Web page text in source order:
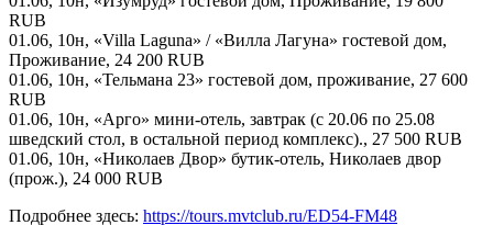
RUB
01.06, 10н, «Villa Laguna» / «Вилла Лагуна» гостевой дом,
Проживание, 24 200 RUB
01.06, 10н, «Тельмана 23» гостевой дом, проживание, 27 600
RUB
01.06, 10н, «Арго» мини-отель, завтрак (с 20.06 по 25.08
шведский стол, в остальной период комплекс)., 27 500 RUB
01.06, 10н, «Николаев Двор» бутик-отель, Николаев двор
(прож.), 24 000 RUB
Подробнее здесь: https://tours.mvtclub.ru/ED54-FM48